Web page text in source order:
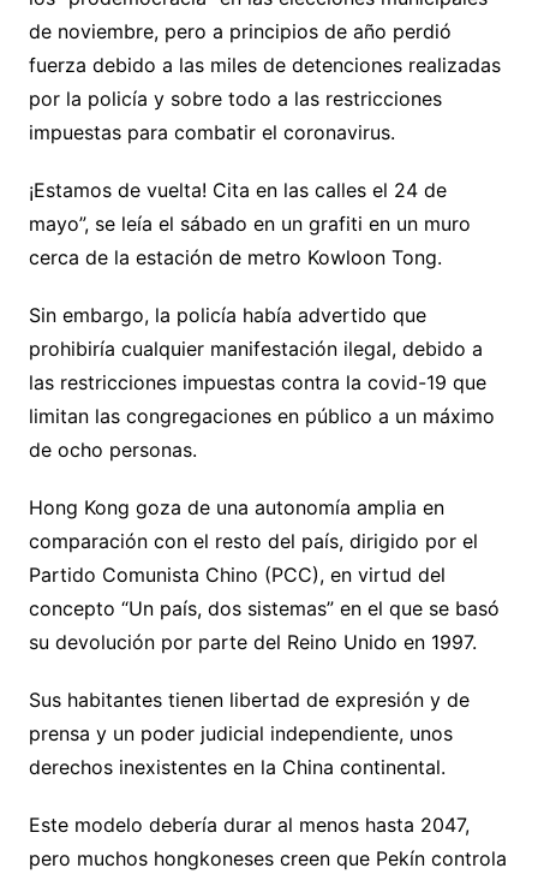
de noviembre, pero a principios de año perdió
fuerza debido a las miles de detenciones realizadas
por la policía y sobre todo a las restricciones
impuestas para combatir el coronavirus.
¡Estamos de vuelta! Cita en las calles el 24 de
mayo”, se leía el sábado en un grafiti en un muro
cerca de la estación de metro Kowloon Tong.
Sin embargo, la policía había advertido que
prohibiría cualquier manifestación ilegal, debido a
las restricciones impuestas contra la covid-19 que
limitan las congregaciones en público a un máximo
de ocho personas.
Hong Kong goza de una autonomía amplia en
comparación con el resto del país, dirigido por el
Partido Comunista Chino (PCC), en virtud del
concepto “Un país, dos sistemas” en el que se basó
su devolución por parte del Reino Unido en 1997.
Sus habitantes tienen libertad de expresión y de
prensa y un poder judicial independiente, unos
derechos inexistentes en la China continental.
Este modelo debería durar al menos hasta 2047,
pero muchos hongkoneses creen que Pekín controla